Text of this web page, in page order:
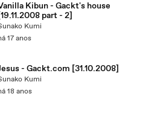
Kibun - Gackt's house
part - 2]
Kumi
17 anos
- Gackt.com [31.10.2008]
Kumi
18 anos